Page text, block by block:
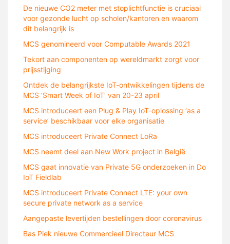
De nieuwe CO2 meter met stoplichtfunctie is cruciaal
voor gezonde lucht op scholen/kantoren en waarom
dit belangrijk is
MCS genomineerd voor Computable Awards 2021
Tekort aan componenten op wereldmarkt zorgt voor
prijsstijging
Ontdek de belangrijkste IoT-ontwikkelingen tijdens de
MCS ‘Smart Week of IoT’ van 20-23 april
MCS introduceert een Plug & Play IoT-oplossing ‘as a
service’ beschikbaar voor elke organisatie
MCS introduceert Private Connect LoRa
MCS neemt deel aan New Work project in België
MCS gaat innovatie van Private 5G onderzoeken in Do
IoT Fieldlab
MCS introduceert Private Connect LTE: your own
secure private network as a service
Aangepaste levertijden bestellingen door coronavirus
Bas Piek nieuwe Commercieel Directeur MCS